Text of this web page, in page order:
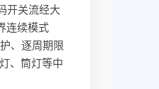
开关流经大
连续模式
、逐周期限
、筒灯等中